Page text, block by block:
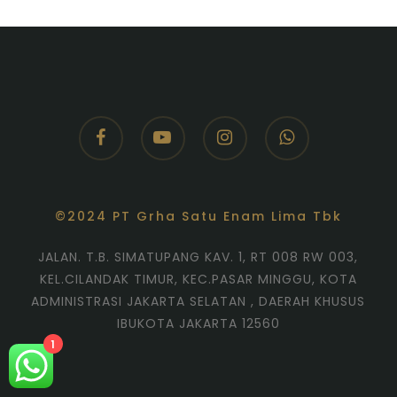
facebookyoutube instagramwhatsapp
©2024 PT Grha Satu Enam Lima Tbk
JALAN. T.B. SIMATUPANG KAV. 1, RT 008 RW 003,
KEL.CILANDAK TIMUR, KEC.PASAR MINGGU, KOTA
ADMINISTRASI JAKARTA SELATAN , DAERAH KHUSUS
IBUKOTA JAKARTA 12560
1